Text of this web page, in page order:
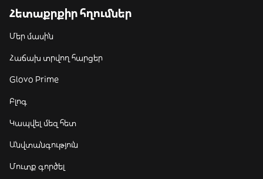
Հետաքրքիր հղումներ
Մեր մասին
Հաճախ տրվող հարցեր
Glovo Prime
Բլոգ
Կապվել մեզ հետ
Անվտանգություն
Մուտք գործել